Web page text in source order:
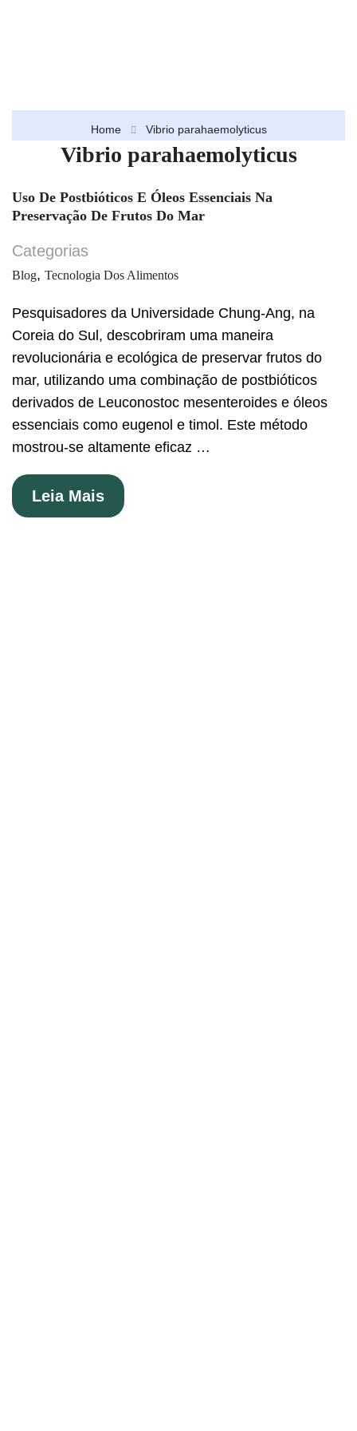
Home Vibrio parahaemolyticus
Vibrio parahaemolyticus
Uso De Postbióticos E Óleos Essenciais Na
Preservação De Frutos Do Mar
Categorias
Blog, Tecnologia Dos Alimentos
Pesquisadores da Universidade Chung-Ang, na
Coreia do Sul, descobriram uma maneira
revolucionária e ecológica de preservar frutos do
mar, utilizando uma combinação de postbióticos
derivados de Leuconostoc mesenteroides e óleos
essenciais como eugenol e timol. Este método
mostrou-se altamente eficaz …
Leia Mais